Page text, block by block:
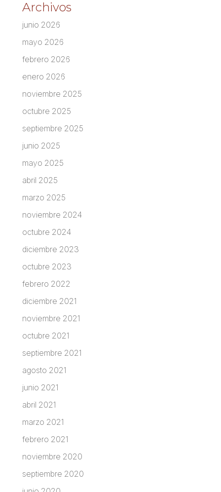
Archivos
junio 2026
mayo 2026
febrero 2026
enero 2026
noviembre 2025
octubre 2025
septiembre 2025
junio 2025
mayo 2025
abril 2025
marzo 2025
noviembre 2024
octubre 2024
diciembre 2023
octubre 2023
febrero 2022
diciembre 2021
noviembre 2021
octubre 2021
septiembre 2021
agosto 2021
junio 2021
abril 2021
marzo 2021
febrero 2021
noviembre 2020
septiembre 2020